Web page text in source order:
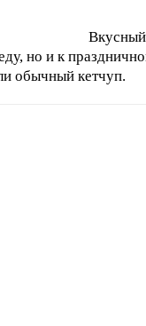
Вкусный
но и к
обычный кетчуп.